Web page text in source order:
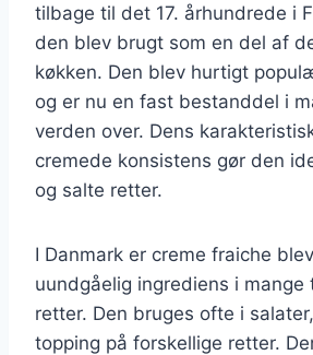
tilbage til det 17. århundrede i
den blev brugt som en del af
køkken. Den blev hurtigt
og er nu en fast bestanddel i
verden over. Dens
cremede konsistens gør den
og salte retter.
I Danmark er creme fraiche
uundgåelig ingrediens i mange
retter. Den bruges ofte i
topping på forskellige retter.